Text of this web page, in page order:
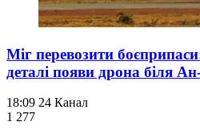
Міг перевозити
деталі появи дрона біля
18:09 24 Канал
1 277